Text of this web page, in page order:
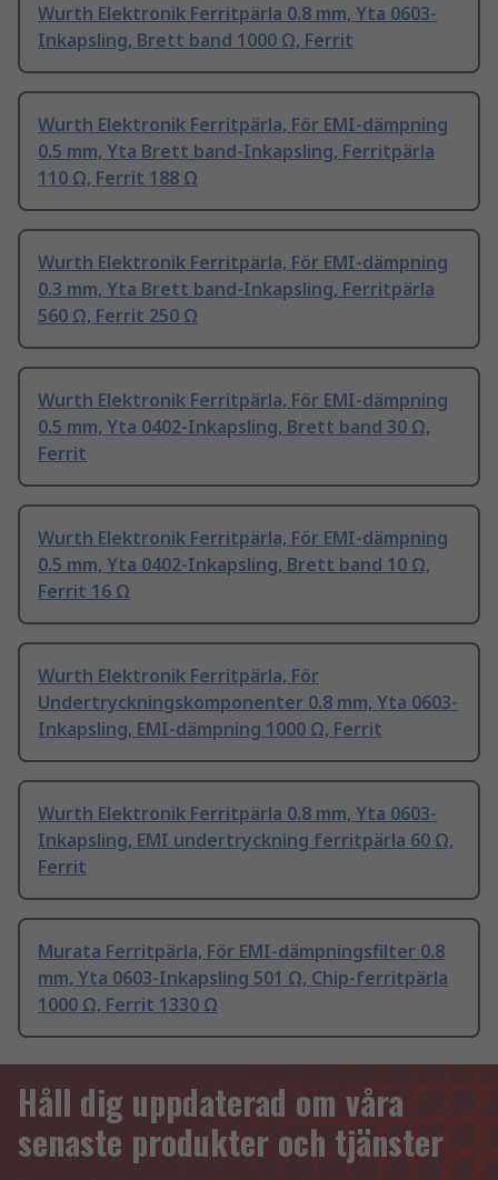
Wurth Elektronik Ferritpärla 0.8 mm, Yta 0603-
Inkapsling, Brett band 1000 Ω, Ferrit
Wurth Elektronik Ferritpärla, För EMI-dämpning
0.5 mm, Yta Brett band-Inkapsling, Ferritpärla
110 Ω, Ferrit 188 Ω
Wurth Elektronik Ferritpärla, För EMI-dämpning
0.3 mm, Yta Brett band-Inkapsling, Ferritpärla
560 Ω, Ferrit 250 Ω
Wurth Elektronik Ferritpärla, För EMI-dämpning
0.5 mm, Yta 0402-Inkapsling, Brett band 30 Ω,
Ferrit
Wurth Elektronik Ferritpärla, För EMI-dämpning
0.5 mm, Yta 0402-Inkapsling, Brett band 10 Ω,
Ferrit 16 Ω
Wurth Elektronik Ferritpärla, För
Undertryckningskomponenter 0.8 mm, Yta 0603-
Inkapsling, EMI-dämpning 1000 Ω, Ferrit
Wurth Elektronik Ferritpärla 0.8 mm, Yta 0603-
Inkapsling, EMI undertryckning ferritpärla 60 Ω,
Ferrit
Murata Ferritpärla, För EMI-dämpningsfilter 0.8
mm, Yta 0603-Inkapsling 501 Ω, Chip-ferritpärla
1000 Ω, Ferrit 1330 Ω
Håll dig uppdaterad om våra
senaste produkter och tjänster